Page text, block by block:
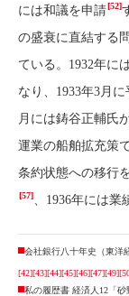
には和議を申請[52]
の盛衰に直結する
ている。1932年に
なり、1933年3月
月には鋳谷正輔氏
運業の船舶拡充策
条約状態への移行
[57] 、1936年には業
会社銀行八十年史（東洋
[42][43][44][45][46][47][49]
私の履歴書 経済人12「砂